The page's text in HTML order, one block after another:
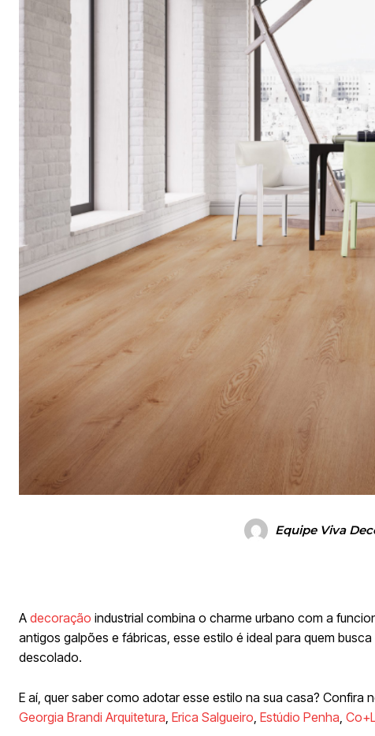
Equipe Viva
A decoração industrial combina o charme urbano com a
antigos galpões e fábricas, esse estilo é ideal para quem
descolado.
E aí, quer saber como adotar esse estilo na sua casa? Confira
Georgia Brandi Arquitetura, Erica Salgueiro, Estúdio Penha,